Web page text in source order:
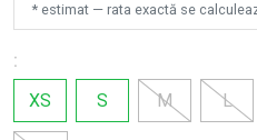
* estimat — rata exactă se
:
XS
S M L